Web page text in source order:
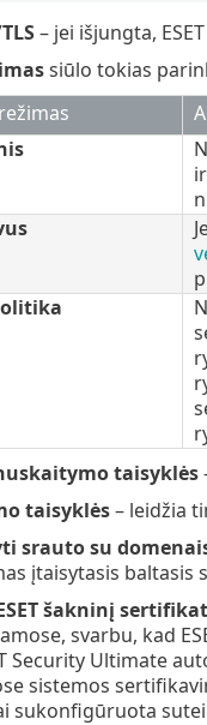
– jei išjungta,
siūlo tokias
taisyklės
taisyklės– leidžia
srauto su
įtaisytasis
šakninį
svarbu, kad
Security Ultimate
sistemos
sukonfigūruota